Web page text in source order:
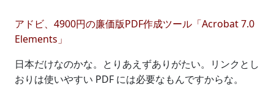
アドビ、4900円の廉価版PDF作成ツール「Acrobat 7.0
Elements」
日本だけなのかな。とりあえずありがたい。リンクとし
おりは使いやすい PDF には必要なもんですからな。